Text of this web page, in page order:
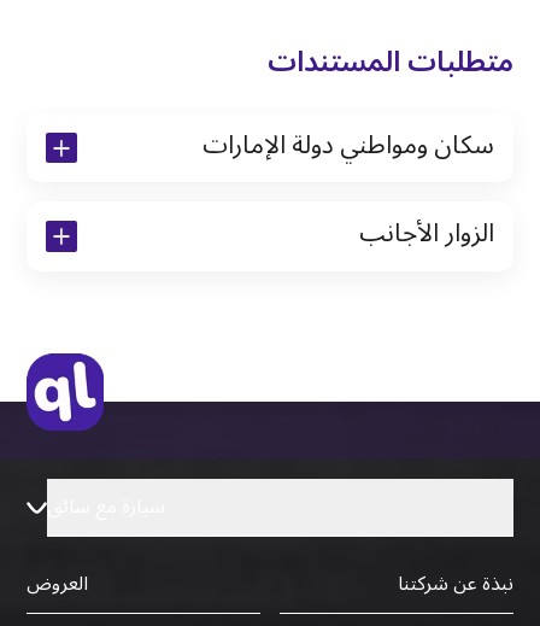
متطلبات المستندات
سكان ومواطني دولة الإمارات
نسخة من تأشيرة الاقامة
الزوار الأجانب
نبذة عن شركتنا
العروض